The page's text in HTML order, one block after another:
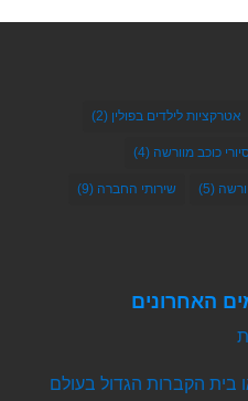
אטרקציות לילדים בפולין (2)
כוכב מוורשה (4)
(5) שירותי החברה (9)
האחרונים
בית הקברות הגדול בעולם